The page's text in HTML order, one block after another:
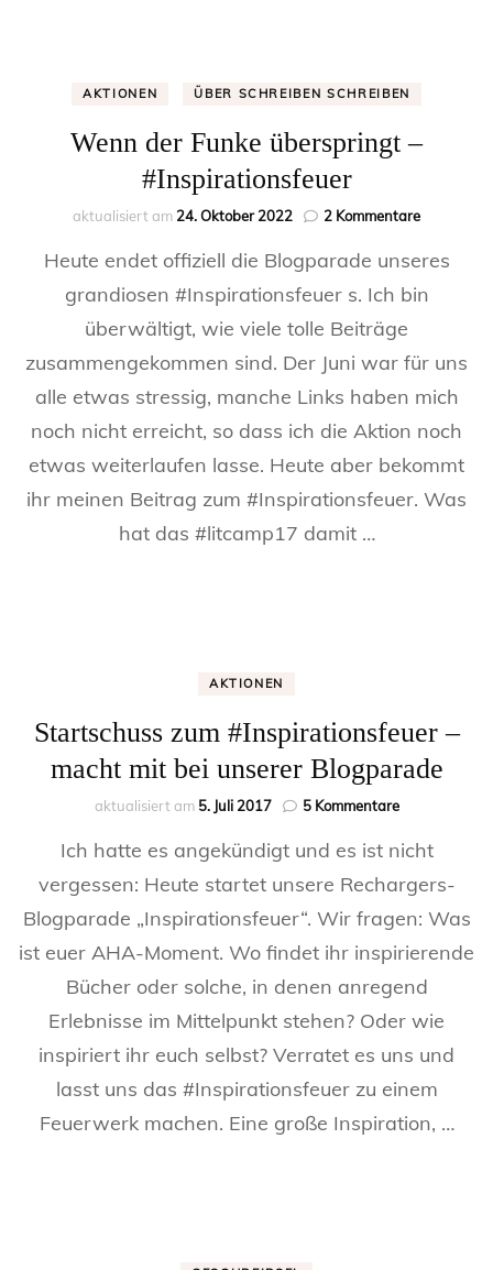
AKTIONEN ÜBER SCHREIBEN SCHREIBEN
Wenn der Funke überspringt –
#Inspirationsfeuer
aktualisiert am 24. Oktober 2022 2 Kommentarezu
der
Heute endet offiziell die Blogparade unseres
grandiosen #Inspirationsfeuer s. Ich bin
überwältigt, wie viele tolle Beiträge
zusammengekommen sind. Der Juni war für uns
alle etwas stressig, manche Links haben mich
noch nicht erreicht, so dass ich die Aktion noch
etwas weiterlaufen lasse. Heute aber bekommt
ihr meinen Beitrag zum #Inspirationsfeuer. Was
hat das #litcamp17 damit …
AKTIONEN
Startschuss zum #Inspirationsfeuer –
macht mit bei unserer Blogparade
aktualisiert am 5. Juli 2017 5 Kommentarezu
zum
–
macht
bei
unserer
Ich hatte es angekündigt und es ist nicht
vergessen: Heute startet unsere Rechargers-
Blogparade „Inspirationsfeuer“. Wir fragen: Was
ist euer AHA-Moment. Wo findet ihr inspirierende
Bücher oder solche, in denen anregend
Erlebnisse im Mittelpunkt stehen? Oder wie
inspiriert ihr euch selbst? Verratet es uns und
lasst uns das #Inspirationsfeuer zu einem
Feuerwerk machen. Eine große Inspiration, …